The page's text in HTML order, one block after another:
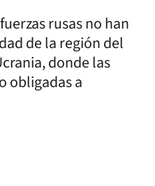
rusas no han
de la región del
donde las
obligadas a